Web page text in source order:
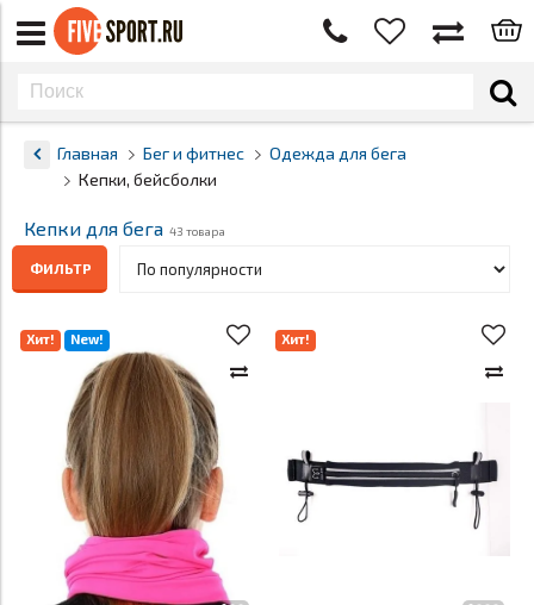
Главная Бег и фитнес
Одежда для бега
Кепки, бейсболки
Кепки для бега 43 товара
ФИЛЬТР
Хит! New! Хит!